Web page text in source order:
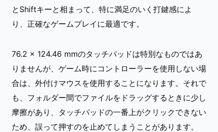
とShiftキーと相まって、特に満足のいく打鍵感によ
り、正確なゲームプレイに最適です。
76.2 x 124.46 mmのタッチパッドは特別なものではあ
りませんが、ゲーム時にコントローラーを使用しない場
合は、外付けマウスを使用することになります。それで
も、フォルダー間でファイルをドラッグするときに少し
摩擦があり、タッチパッドの一番上がクリックできない
ため、誤って押すのを止めてしまうことがあります。